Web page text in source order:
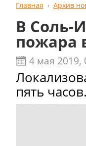
Главная Архив
В Соль-
пожара
4 мая 2019,
пять часов.